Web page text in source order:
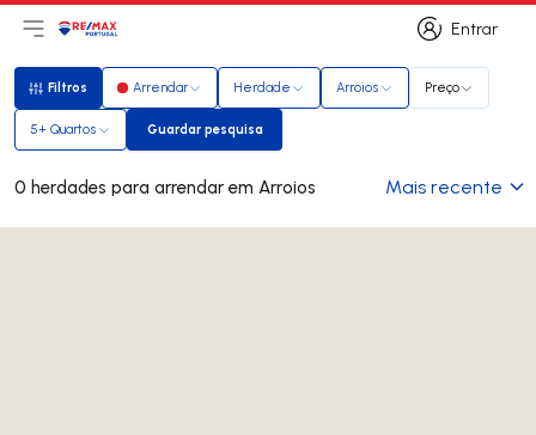
Entrar
Entrar
Abri menu principal
LogoIr para página inicial
Filtros
Filtros Arrendar Herdade Arroios Preço
5+ Quartos Guardar pesquisa
Guardar pesquisa
0 herdades para arrendar em Arroios Mais recente